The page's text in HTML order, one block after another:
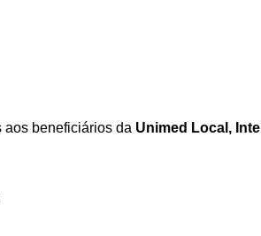
aos beneficiários da Unimed Local,